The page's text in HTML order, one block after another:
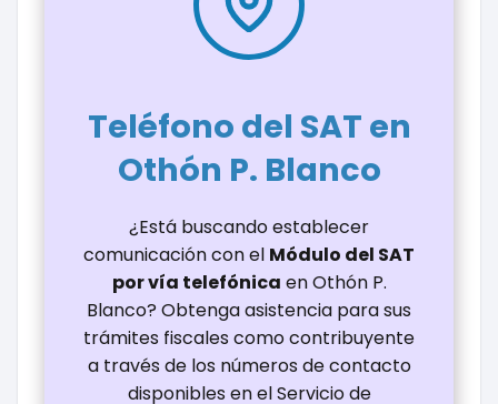
Teléfono del SAT en
Othón P. Blanco
¿Está buscando establecer
comunicación con el Módulo del SAT
por vía telefónica en Othón P.
Blanco? Obtenga asistencia para sus
trámites fiscales como contribuyente
a través de los números de contacto
disponibles en el Servicio de